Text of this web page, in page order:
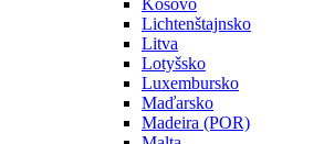
Kosovo
Lichtenštajnsko
Litva
Lotyšsko
Luxembursko
Maďarsko
Madeira (POR)